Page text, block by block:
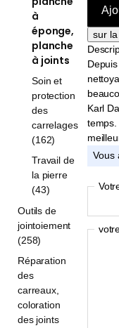
Karl
Vous
à
éponge,
planche
à joints
Soin et
protection
des
carrelages
(162)
Travail de
la pierre
(43)
Outils de
jointoiement
(258)
Réparation
des
carreaux,
coloration
des joints